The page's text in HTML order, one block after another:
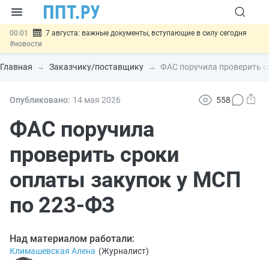
00:01
7 августа: важные документы, вступающие в силу сегодня
#новости
06.08 Минпромторг предложил запретить смешанные лоты
электроники в госзакупках#новости
06.08 Возврат денег за риелторские услуги при недействительных
06.08
Важно
банковской гарантией #новости
Главная Заказчику/поставщику ФАС поручила проверить
Опубликовано: 14 мая 2026 558
ФАС поручила
проверить сроки
оплаты закупок у МСП
по 223-ФЗ
Над материалом работали:
Климашевская Алена (Журналист)